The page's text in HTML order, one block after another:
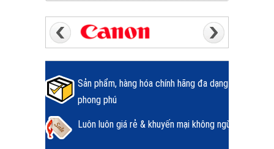
Sản phẩm, hàng hóa chính hãng đa dạng
phong phú
Luôn luôn giá rẻ & khuyến mại không ngừng.